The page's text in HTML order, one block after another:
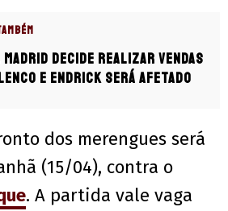
Madrid decide realizar vendas
e Endrick será afetado
dos merengues será
(15/04), contra o
. A partida vale vaga